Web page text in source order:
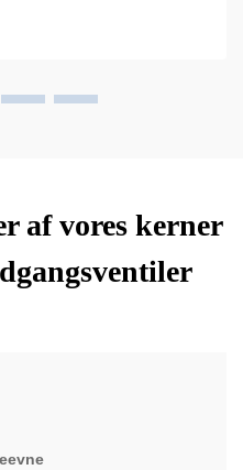
af vores kerner